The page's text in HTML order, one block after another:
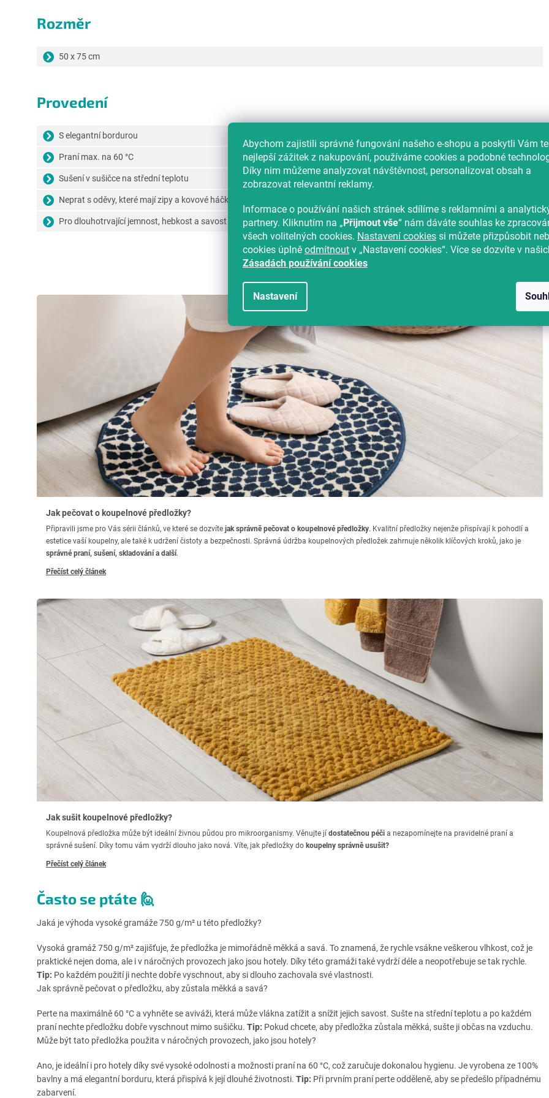
Abychom zajistili správné fungování našeho e-shopu a poskytli Vám
nejlepší zážitek z nakupování, používáme cookies a podobné
Díky nim můžeme analyzovat návštěvnost, personalizovat obsah a
zobrazovat relevantní reklamy.
Informace o používání našich stránek sdílíme s reklamními a
partnery. Kliknutím na „Přijmout vše“ nám dáváte souhlas ke
všech volitelných cookies. Nastavení cookies si můžete přizpůsobit
cookies úplně odmítnout v „Nastavení cookies“. Více se dozvíte v
Zásadách používání cookies
Nastavení
Rozměr
50 x 75 cm
Provedení
S elegantní bordurou
Praní max. na 60 °C
Sušení v sušičce na střední teplotu
Neprat s oděvy, které mají zipy a kovové háčky
Pro dlouhotrvající jemnost, hebkost a savost není doporučeno používat aviváž
Jak sušit koupelnové předložky?
Koupelnová předložka může být ideální živnou půdou pro mikroorganismy. Věnujte jí dostatečnou péči a nezapomínejte na pravidelné praní a
správné sušení. Díky tomu vám vydrží dlouho jako nová. Víte, jak předložky do koupelny správně usušit?
Přečíst celý článek
Jak pečovat o koupelnové předložky?
Připravili jsme pro Vás sérii článků, ve které se dozvíte jak správně pečovat o koupelnové předložky. Kvalitní předložky nejenže přispívají k pohodlí a
estetice vaší koupelny, ale také k udržení čistoty a bezpečnosti. Správná údržba koupelnových předložek zahrnuje několik klíčových kroků, jako je
správné praní, sušení, skladování a další.
Přečíst celý článek
Často se ptáte 🙋
Jaká je výhoda vysoké gramáže 750 g/m² u této předložky?
Vysoká gramáž 750 g/m² zajišťuje, že předložka je mimořádně měkká a savá. To znamená, že rychle vsákne veškerou vlhkost, což je
praktické nejen doma, ale i v náročných provozech jako jsou hotely. Díky této gramáži také vydrží déle a neopotřebuje se tak rychle.
Tip: Po každém použití ji nechte dobře vyschnout, aby si dlouho zachovala své vlastnosti.
Jak správně pečovat o předložku, aby zůstala měkká a savá?
Perte na maximálně 60 °C a vyhněte se aviváži, která může vlákna zatížit a snížit jejich savost. Sušte na střední teplotu a po každém
praní nechte předložku dobře vyschnout mimo sušičku. Tip: Pokud chcete, aby předložka zůstala měkká, sušte ji občas na vzduchu.
Může být tato předložka použita v náročných provozech, jako jsou hotely?
Ano, je ideální i pro hotely díky své vysoké odolnosti a možnosti praní na 60 °C, což zaručuje dokonalou hygienu. Je vyrobena ze 100%
bavlny a má elegantní borduru, která přispívá k její dlouhé životnosti. Tip: Při prvním praní perte odděleně, aby se předešlo případnému
zabarvení.